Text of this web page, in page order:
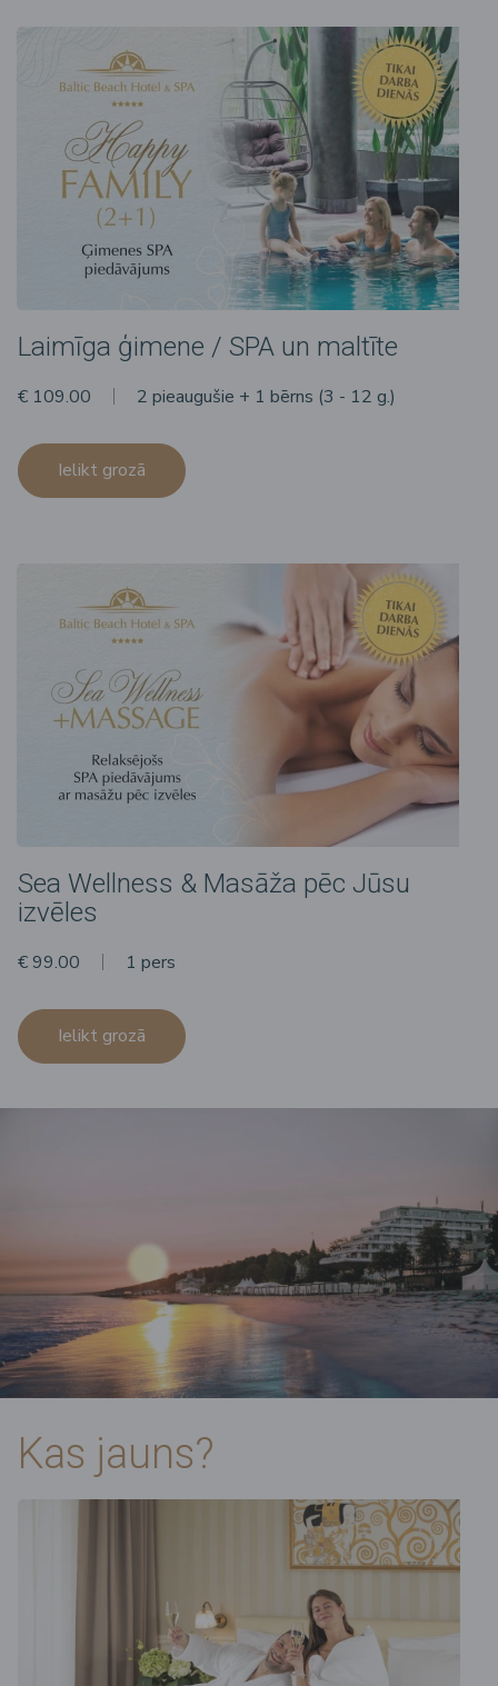
Laimīga ģimene / SPA un maltīte
€ 109.00 2 pieaugušie + 1 bērns (3 - 12 g.)
Ielikt grozā
Sea Wellness & Masāža pēc Jūsu
izvēles
€ 99.00 1 pers
Ielikt grozā
Kas jauns?